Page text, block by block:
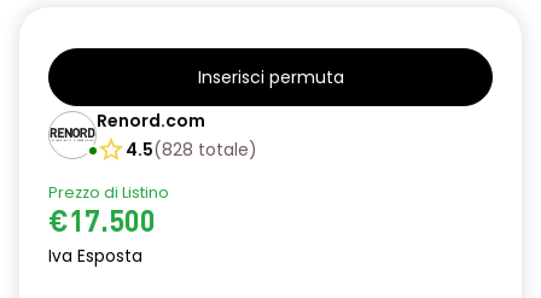
Inserisci permuta
Renord.com
4.5(828 totale)
Prezzo di Listino
€17.500
Iva Esposta